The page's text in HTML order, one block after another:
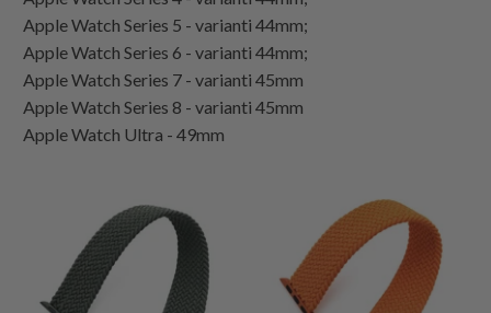
Apple Watch Series 5 - varianti 44mm;
Apple Watch Series 6 - varianti 44mm;
Apple Watch Series 7 - varianti 45mm
Apple Watch Series 8 - varianti 45mm
Apple Watch Ultra - 49mm